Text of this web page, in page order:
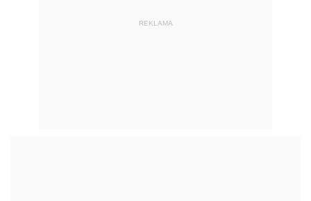
REKLAMA